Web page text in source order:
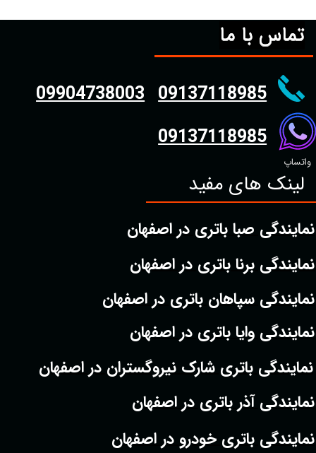
تماس با ما
واتساپ
09904738003 09137118985
09137118985
لینک های مفید
نمایندگی صبا باتری در اصفهان
نمایندگی برنا باتری در اصفهان
نمایندگی سپاهان باتری در اصفهان
نمایندگی وایا باتری در اصفهان
نمایندگی آذر باتری در اصفهان
نمایندگی باتری شارک نیروگستران در اصفهان
نمایندگی باتری خودرو در اصفهان